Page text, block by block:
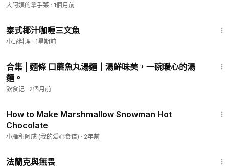
大阿姨的拿手菜 · 1個月前
泰式椰汁咖喱三文魚
小野料理 · 1星期前
合集 | 麵條 口蘑魚丸湯麵｜湯鮮味美，一碗暖心的湯
麵。
飲食记 · 2個月前
How to Make Marshmallow Snowman Hot
Chocolate
小雁和阿成 (我的爱心食谱) · 2年前
法蘭克與無畏